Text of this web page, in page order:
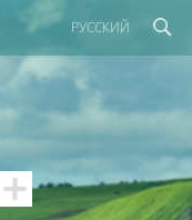
РУССКИЙ